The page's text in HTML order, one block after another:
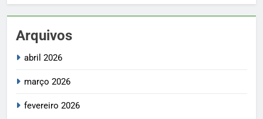
Arquivos
abril 2026
março 2026
fevereiro 2026